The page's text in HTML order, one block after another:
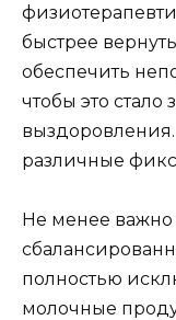
быстрее
обеспечить
чтобы это стало
различные
Не менее важно
полностью
молочные